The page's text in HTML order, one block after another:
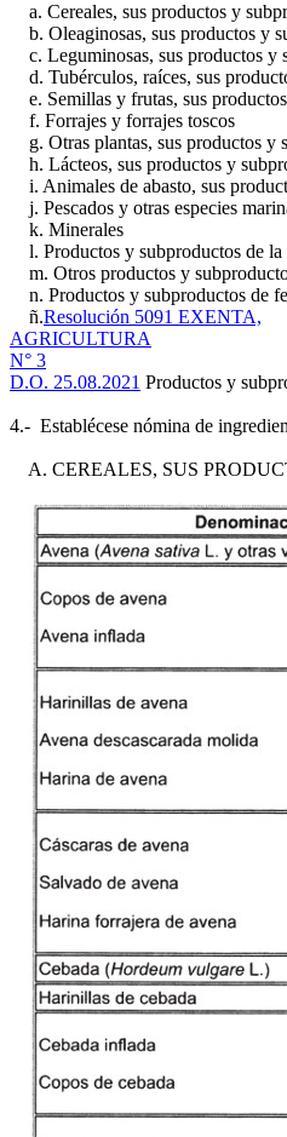
a. Cereales, sus productos y
b. Oleaginosas, sus productos y
c. Leguminosas, sus productos y
d. Tubérculos, raíces, sus
e. Semillas y frutas, sus
f. Forrajes y forrajes toscos
g. Otras plantas, sus productos y
h. Lácteos, sus productos y
i. Animales de abasto, sus
j. Pescados y otras especies
k. Minerales
l. Productos y subproductos de la
m. Otros productos y
n. Productos y subproductos de
ñ.Resolución 5091 EXENTA,
AGRICULTURA
N° 3
D.O. 25.08.2021 Productos y
4.- Establécese nómina de
A. CEREALES, SUS